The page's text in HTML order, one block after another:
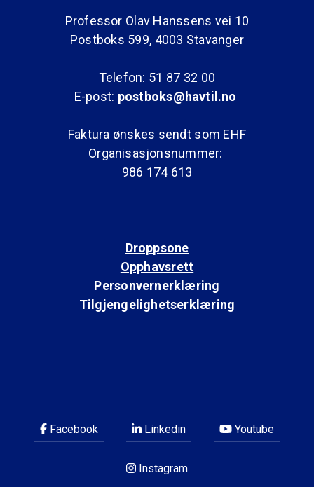
Professor Olav Hanssens vei 10
Postboks 599, 4003 Stavanger
Telefon: 51 87 32 00
E-post: postboks@havtil.no
Faktura ønskes sendt som EHF
Organisasjonsnummer:
986 174 613
Droppsone
Opphavsrett
Personvernerklæring
Tilgjengelighetserklæring
Facebook Linkedin Youtube
Instagram